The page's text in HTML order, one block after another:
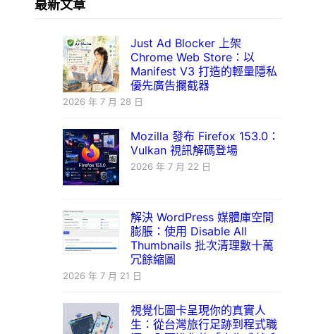
最新文章
Just Ad Blocker 上架
Chrome Web Store：以
Manifest V3 打造的輕量隱私
優先廣告攔截器
2026 年 7 月 28 日
Mozilla 發布 Firefox 153.0：
Vulkan 視訊解碼登場
2026 年 7 月 22 日
解決 WordPress 媒體庫空間
膨脹：使用 Disable All
Thumbnails 批次清理數十萬
冗餘縮圖
2026 年 7 月 21 日
視覺化圖卡呈現你的真實人
生：從台灣旅行足跡到程式職